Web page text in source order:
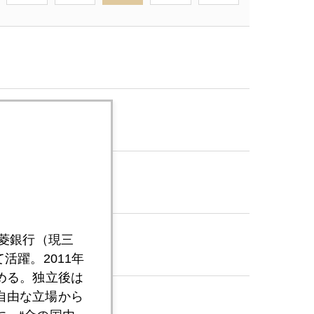
銀行（現三
活躍。2011年
る。独立後は
由な立場から